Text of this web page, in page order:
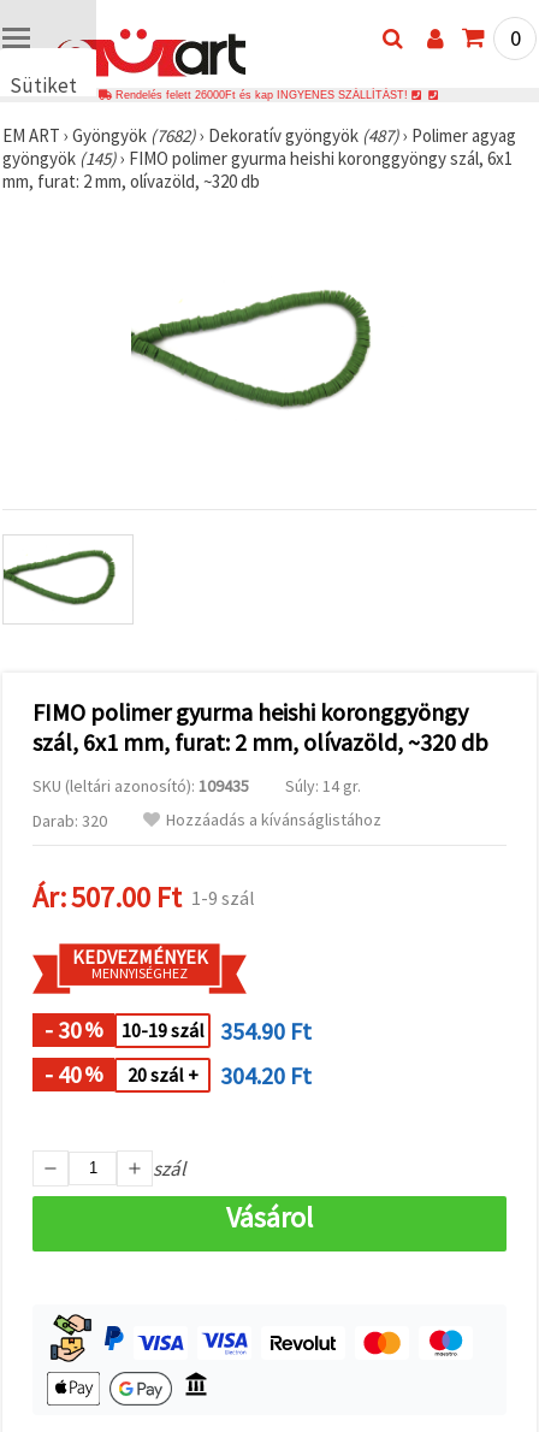
Sütiket
🍪 Cookie-
kat és
hasonló
a
relevánsabb
tartalmat
hirdetéseket
analitikai és
marketingpartnereink
segítségével
Az "Összes
gombra
kattintva
az összes
sütit, vagy
Beállításokban
megadhatja
preferenciáit
típusú sütik
kiválasztásával
és a
"Mentés"
gombra
Fogadja
0
Rendelés felett 26000Ft és kap INGYENES SZÁLLÍTÁST!
EM ART › Gyöngyök (7682)› Dekoratív gyöngyök (487)› Polimer agyag
gyöngyök (145)› FIMO polimer gyurma heishi koronggyöngy szál, 6x1
mm, furat: 2 mm, olívazöld, ~320 db
FIMO polimer gyurma heishi koronggyöngy
szál, 6x1 mm, furat: 2 mm, olívazöld, ~320 db
SKU (leltári azonosító): 109435
Súly: 14 gr.
Darab: 320
Hozzáadás a kívánságlistához
Ár:507.00 Ft 1-9 szál
KEDVEZMÉNYEK
MENNYISÉGHEZ
- 30% 10-19 szál
354.90 Ft
- 40% 20 szál + 304.20 Ft
szál
Vásárol